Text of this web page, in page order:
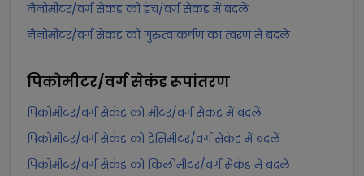
नैनोमीटर/वर्ग सेकंड को इंच/वर्ग सेकंड में बदलें
नैनोमीटर/वर्ग सेकंड को गुरुत्वाकर्षण का त्वरण में बदलें
पिकोमीटर/वर्ग सेकंडरूपांतरण
पिकोमीटर/वर्ग सेकंड को मीटर/वर्ग सेकंड में बदलें
पिकोमीटर/वर्ग सेकंड को डेसिमीटर/वर्ग सेकंड में बदलें
पिकोमीटर/वर्ग सेकंड को किलोमीटर/वर्ग सेकंड में बदलें